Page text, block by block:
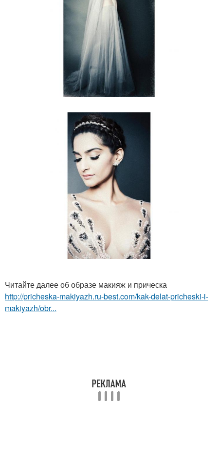
Читайте далее об образе макияж и прическа
http://pricheska-makiyazh.ru-best.com/kak-delat-pricheski-i-
makiyazh/obr...